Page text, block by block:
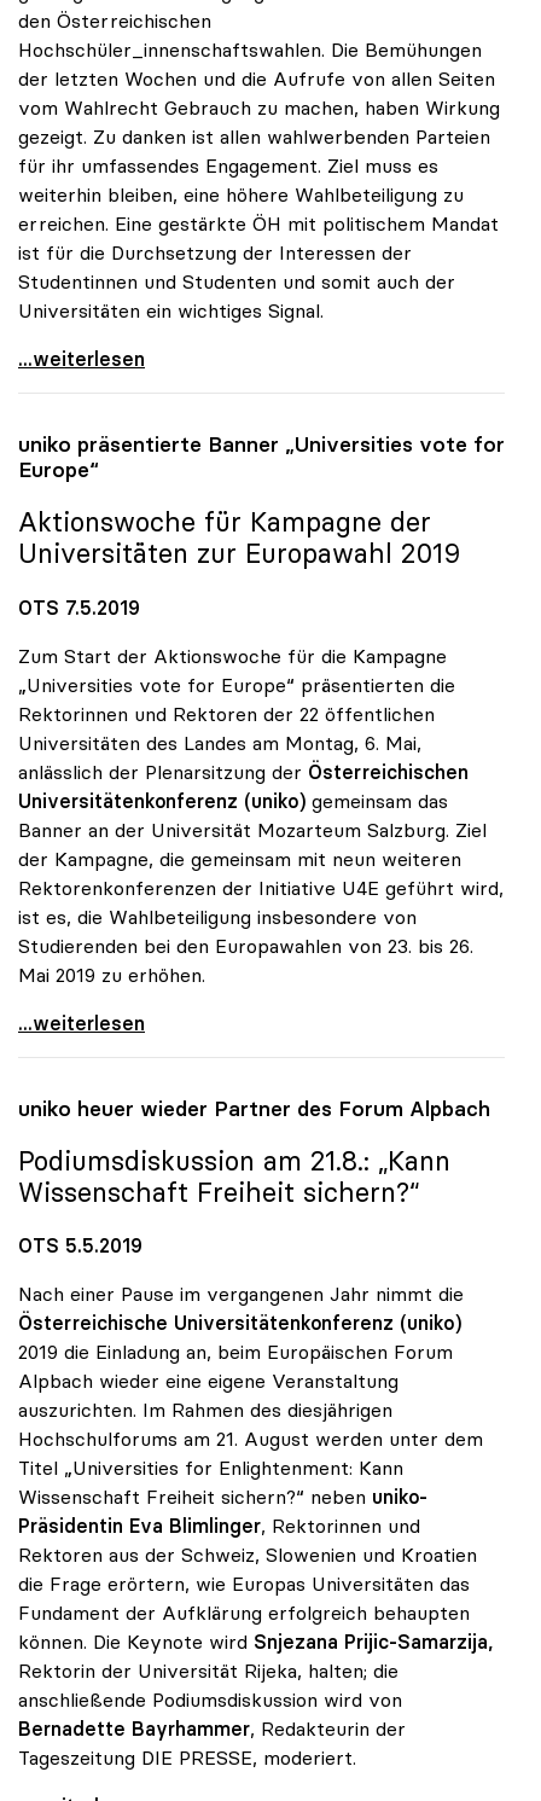
den Österreichischen
Hochschüler_innenschaftswahlen. Die Bemühungen
der letzten Wochen und die Aufrufe von allen Seiten
vom Wahlrecht Gebrauch zu machen, haben Wirkung
gezeigt. Zu danken ist allen wahlwerbenden Parteien
für ihr umfassendes Engagement. Ziel muss es
weiterhin bleiben, eine höhere Wahlbeteiligung zu
erreichen. Eine gestärkte ÖH mit politischem Mandat
ist für die Durchsetzung der Interessen der
Studentinnen und Studenten und somit auch der
Universitäten ein wichtiges Signal.
uniko begrüsst die leicht erhöhte Wahlbeteiligung
...weiterlesen
uniko präsentierte Banner „Universities vote for
Europe“
Aktionswoche für Kampagne der
Universitäten zur Europawahl 2019
OTS 7.5.2019
Zum Start der Aktionswoche für die Kampagne
„Universities vote for Europe“ präsentierten die
Rektorinnen und Rektoren der 22 öffentlichen
Universitäten des Landes am Montag, 6. Mai,
anlässlich der Plenarsitzung der Österreichischen
Universitätenkonferenz (uniko) gemeinsam das
Banner an der Universität Mozarteum Salzburg. Ziel
der Kampagne, die gemeinsam mit neun weiteren
Rektorenkonferenzen der Initiative U4E geführt wird,
ist es, die Wahlbeteiligung insbesondere von
Studierenden bei den Europawahlen von 23. bis 26.
Mai 2019 zu erhöhen.
uniko präsentierte Banner „Universities vote for
...weiterlesen
uniko heuer wieder Partner des Forum Alpbach
Podiumsdiskussion am 21.8.: „Kann
Wissenschaft Freiheit sichern?“
OTS 5.5.2019
Nach einer Pause im vergangenen Jahr nimmt die
Österreichische Universitätenkonferenz (uniko)
2019 die Einladung an, beim Europäischen Forum
Alpbach wieder eine eigene Veranstaltung
auszurichten. Im Rahmen des diesjährigen
Hochschulforums am 21. August werden unter dem
Titel „Universities for Enlightenment: Kann
Wissenschaft Freiheit sichern?“ neben uniko-
Präsidentin Eva Blimlinger, Rektorinnen und
Rektoren aus der Schweiz, Slowenien und Kroatien
die Frage erörtern, wie Europas Universitäten das
Fundament der Aufklärung erfolgreich behaupten
können. Die Keynote wird Snjezana Prijic-Samarzija,
Rektorin der Universität Rijeka, halten; die
anschließende Podiumsdiskussion wird von
Bernadette Bayrhammer, Redakteurin der
Tageszeitung DIE PRESSE, moderiert.